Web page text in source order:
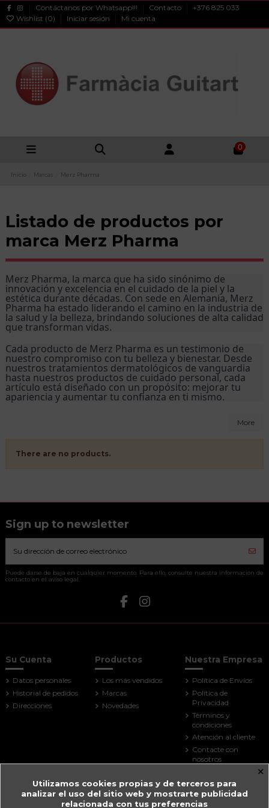
Contáctanos por Whatsapp!!! Contacto
+376 825 033
Wishlist (0) Iniciar sesión Mi cuenta
0
Inicio Marcas Merz Pharma
Listado de productos por
marca Merz Pharma
Merz Pharma, la marca que ha sido sinónimo de
innovación y excelencia en el cuidado de la piel y la
estética durante décadas. Con sede en Alemania, Merz
Pharma ha estado liderando el camino en la industria de
la salud y la belleza, brindando soluciones de alta calidad
que transforman vidas.
Cada producto de Merz Pharma es un testimonio de
nuestro compromiso con tu belleza y bienestar. Desde
nuestros tratamientos dermatológicos de vanguardia
hasta nuestros productos de cuidado personal, cada
artículo está diseñado con un propósito: mejorar tu
apariencia y aumentar tu confianza en ti mismo.
More
There are no products.
Sign up to newsletter
Puede darse de baja en cualquier momento. Para ello, consulte nuestra información de
contacto en el aviso legal.
Su Cuenta
Datos personales
Historial de pedidos
Direcciones
Productos
Los más vendidos
Marcas
Novedades
Nuestra Empresa
Política de Envíos
Política de
Privacidad
Términos y
condiciones
Atención al cliente
Contacte con
nosotros
Tiendas
×
Utilizamos cookies propias y de terceros para
analizar el uso del sitio web y mostrarte publicidad
relacionada con tus preferencias